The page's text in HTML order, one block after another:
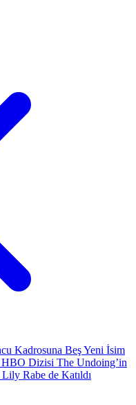
Kadrosuna Beş Yeni İsim
HBO Dizisi The Undoing’in
Rabe de Katıldı